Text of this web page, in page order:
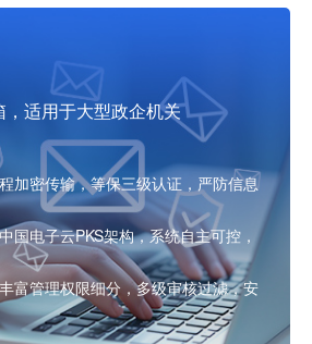
适用于大型政企机关
加密传输，等保三级认证，严防信息
国电子云PKS架构，系统自主可控，
富管理权限细分，多级审核过滤，安